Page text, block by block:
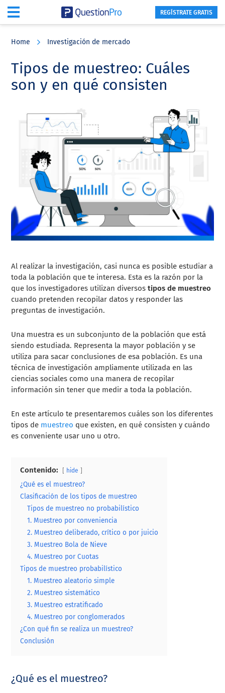
content
sidebar
REGÍSTRATE GRATIS
Home Investigación de mercado
Tipos de muestreo: Cuáles
son y en qué consisten
Al realizar la investigación, casi nunca es posible estudiar a
toda la población que te interesa. Esta es la razón por la
que los investigadores utilizan diversostipos de muestreo
cuando pretenden recopilar datos y responder las
preguntas de investigación.
Una muestra es un subconjunto de la población que está
siendo estudiada. Representa la mayor población y se
utiliza para sacar conclusiones de esa población. Es una
técnica de investigación ampliamente utilizada en las
ciencias sociales como una manera de recopilar
información sin tener que medir a toda la población.
En este artículo te presentaremos cuáles son los diferentes
tipos de muestreo que existen, en qué consisten y cuándo
es conveniente usar uno u otro.
Contenido: hide
¿Qué es el muestreo?
Clasificación de los tipos de muestreo
Tipos de muestreo no probabilístico
1. Muestreo por conveniencia
2. Muestreo deliberado, crítico o por juicio
3. Muestreo Bola de Nieve
4. Muestreo por Cuotas
Tipos de muestreo probabilístico
1. Muestreo aleatorio simple
2. Muestreo sistemático
3. Muestreo estratificado
4. Muestreo por conglomerados
¿Con qué fin se realiza un muestreo?
Conclusión
¿Qué es el muestreo?